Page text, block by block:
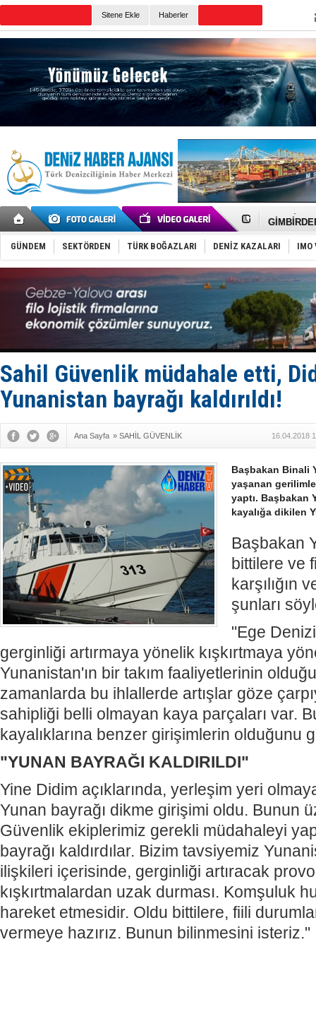
Sitene Ekle Haberler
İngiliz
FESCO,
35 milyon
İnsansız
Yüzyıl
Anadolu
Derince,
Tüpraş,
İTU AUV,
LNG
PROYAD,
Türkiye-
GÜNDEM SEKTÖRDEN TÜRK BOĞAZLARI DENİZ KAZALARI IMO
Sahil Güvenlik müdahale etti,
Yunanistan bayrağı kaldırıldı!
Ana Sayfa » SAHİL GÜVENLİK 16.04.2018
Başbakan Binali
yaşanan
yaptı. Başbakan
kayalığa dikilen
Başbakan
bittilere ve
karşılığın
şunları
"Ege
gerginliği artırmaya yönelik kışkırtmaya
Yunanistan'ın bir takım faaliyetlerinin
zamanlarda bu ihlallerde artışlar göze
sahipliği belli olmayan kaya parçaları var.
kayalıklarına benzer girişimlerin olduğunu
"YUNAN BAYRAĞI KALDIRILDI"
Yine Didim açıklarında, yerleşim yeri
Yunan bayrağı dikme girişimi oldu. Bunun
Güvenlik ekiplerimiz gerekli müdahaleyi
bayrağı kaldırdılar. Bizim tavsiyemiz
ilişkileri içerisinde, gerginliği artıracak
kışkırtmalardan uzak durması. Komşuluk
hareket etmesidir. Oldu bittilere, fiili
vermeye hazırız. Bunun bilinmesini isteriz."